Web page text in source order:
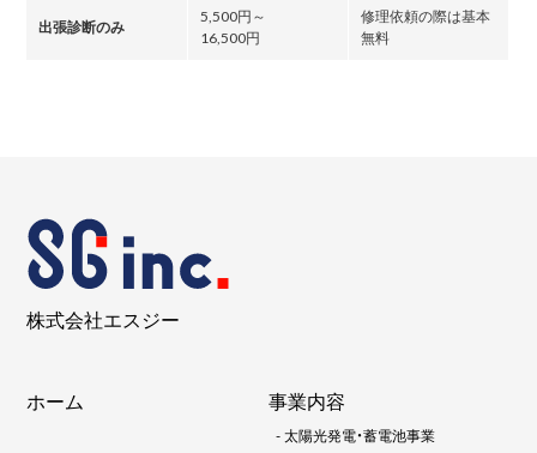
出張診断のみ
5,500円～
16,500円
修理依頼の際は基本
無料
株式会社エスジー
ホーム 事業内容
-太陽光発電・蓄電池事業